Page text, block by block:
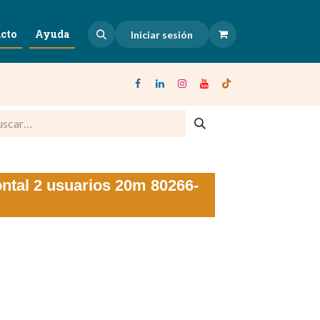
Ayuda Iniciar sesión
2 usuarios 20m 80266-